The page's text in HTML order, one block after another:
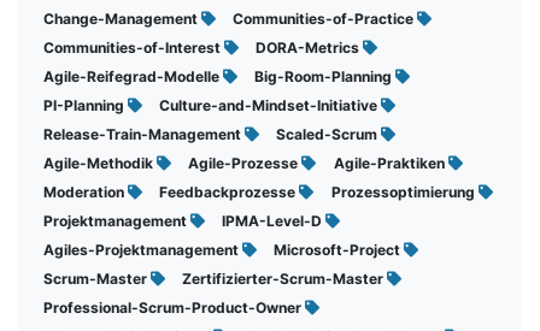
Change-Management
Communities-of-Practice
Communities-of-Interest
DORA-Metrics
Agile-Reifegrad-Modelle
Big-Room-Planning
PI-Planning
Culture-and-Mindset-Initiative
Release-Train-Management
Scaled-Scrum
Agile-Methodik
Agile-Prozesse
Agile-Praktiken
Moderation
Feedbackprozesse
Prozessoptimierung
Projektmanagement
IPMA-Level-D
Agiles-Projektmanagement
Microsoft-Project
Scrum-Master
Zertifizierter-Scrum-Master
Professional-Scrum-Product-Owner